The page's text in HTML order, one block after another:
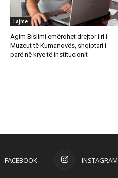
Lajme
Agim Bislimi emërohet drejtor i ri i
Muzeut të Kumanovës, shqiptari i
parë në krye të institucionit
FACEBOOK INSTAGRAM